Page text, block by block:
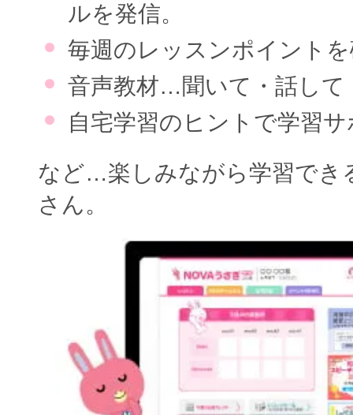
ルを発信。
毎週のレッスンポイント
音声教材…聞いて・話して
自宅学習のヒントで学習
など…楽しみながら学習でき
さん。